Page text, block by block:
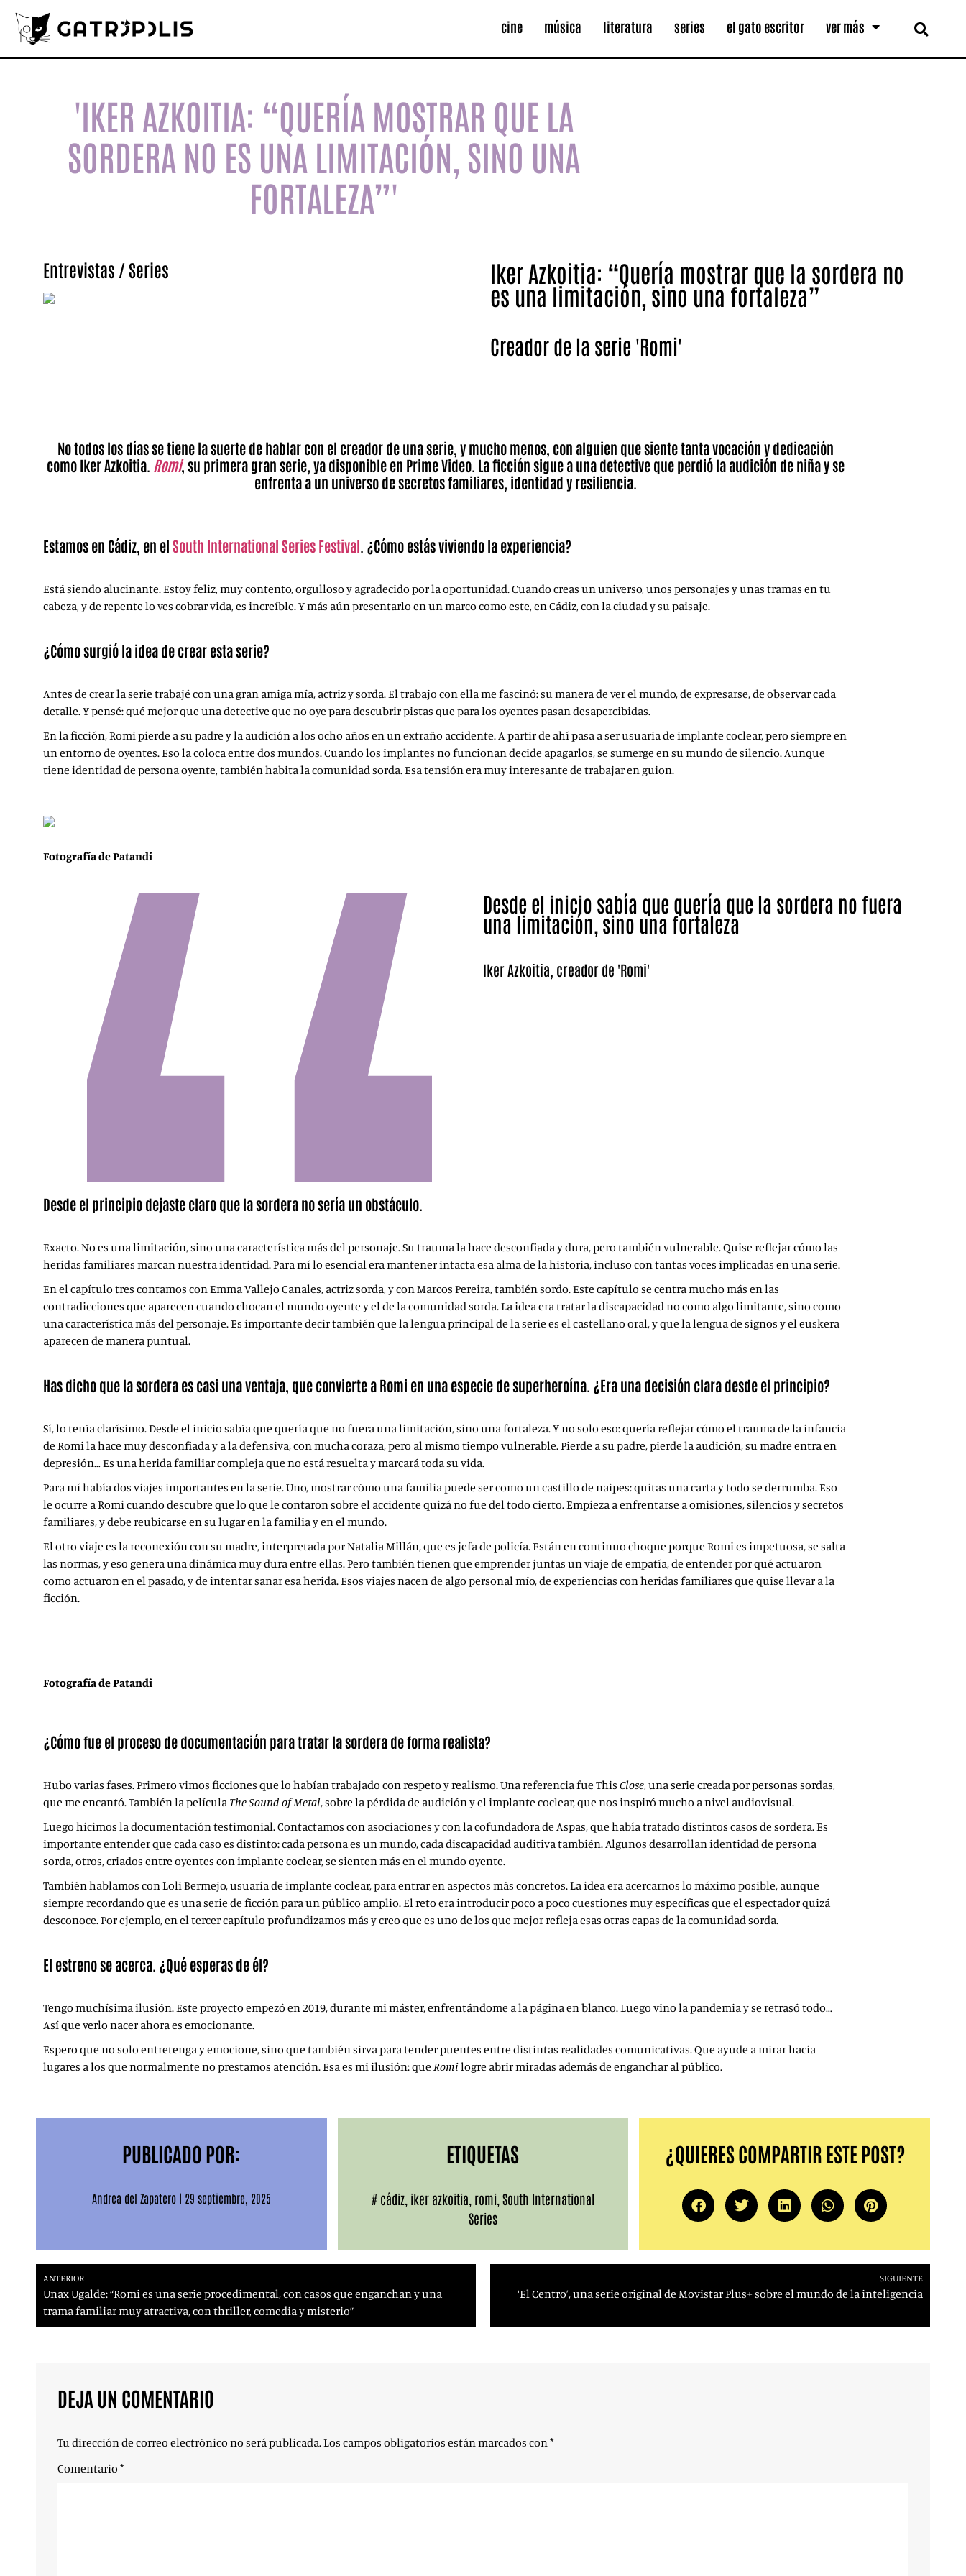
cine música literatura series el gato escritor ver más
'IKER AZKOITIA: “QUERÍA MOSTRAR QUE LA
SORDERA NO ES UNA LIMITACIÓN, SINO UNA
FORTALEZA”'
Entrevistas /Series Iker Azkoitia: “Quería mostrar que la sordera no
es una limitación, sino una fortaleza”
Creador de la serie 'Romi'
No todos los días se tiene la suerte de hablar con el creador de una serie, y mucho menos, con alguien que siente tanta vocación y dedicación
como Iker Azkoitia. Romi, su primera gran serie, ya disponible en Prime Video. La ficción sigue a una detective que perdió la audición de niña y se
enfrenta a un universo de secretos familiares, identidad y resiliencia.
Estamos en Cádiz, en elSouth International Series Festival . ¿Cómo estás viviendo la experiencia?
Está siendo alucinante. Estoy feliz, muy contento, orgulloso y agradecido por la oportunidad. Cuando creas un universo, unos personajes y unas tramas en tu
cabeza, y de repente lo ves cobrar vida, es increíble. Y más aún presentarlo en un marco como este, en Cádiz, con la ciudad y su paisaje.
¿Cómo surgió la idea de crear esta serie?
Antes de crear la serie trabajé con una gran amiga mía, actriz y sorda. El trabajo con ella me fascinó: su manera de ver el mundo, de expresarse, de observar cada
detalle. Y pensé: qué mejor que una detective que no oye para descubrir pistas que para los oyentes pasan desapercibidas.
En la ficción, Romi pierde a su padre y la audición a los ocho años en un extraño accidente. A partir de ahí pasa a ser usuaria de implante coclear, pero siempre en
un entorno de oyentes. Eso la coloca entre dos mundos. Cuando los implantes no funcionan decide apagarlos, se sumerge en su mundo de silencio. Aunque
tiene identidad de persona oyente, también habita la comunidad sorda. Esa tensión era muy interesante de trabajar en guion.
Fotografía de Patandi
Desde el inicio sabía que quería que la sordera no fuera
una limitación, sino una fortaleza
Iker Azkoitia, creador de 'Romi'
Desde el principio dejaste claro que la sordera no sería un obstáculo.
Exacto. No es una limitación, sino una característica más del personaje. Su trauma la hace desconfiada y dura, pero también vulnerable. Quise reflejar cómo las
heridas familiares marcan nuestra identidad. Para mí lo esencial era mantener intacta esa alma de la historia, incluso con tantas voces implicadas en una serie.
En el capítulo tres contamos con Emma Vallejo Canales, actriz sorda, y con Marcos Pereira, también sordo. Este capítulo se centra mucho más en las
contradicciones que aparecen cuando chocan el mundo oyente y el de la comunidad sorda. La idea era tratar la discapacidad no como algo limitante, sino como
una característica más del personaje. Es importante decir también que la lengua principal de la serie es el castellano oral, y que la lengua de signos y el euskera
aparecen de manera puntual.
Has dicho que la sordera es casi una ventaja, que convierte a Romi en una especie de superheroína. ¿Era una decisión clara desde el principio?
Sí, lo tenía clarísimo. Desde el inicio sabía que quería que no fuera una limitación, sino una fortaleza. Y no solo eso: quería reflejar cómo el trauma de la infancia
de Romi la hace muy desconfiada y a la defensiva, con mucha coraza, pero al mismo tiempo vulnerable. Pierde a su padre, pierde la audición, su madre entra en
depresión… Es una herida familiar compleja que no está resuelta y marcará toda su vida.
Para mí había dos viajes importantes en la serie. Uno, mostrar cómo una familia puede ser como un castillo de naipes: quitas una carta y todo se derrumba. Eso
le ocurre a Romi cuando descubre que lo que le contaron sobre el accidente quizá no fue del todo cierto. Empieza a enfrentarse a omisiones, silencios y secretos
familiares, y debe reubicarse en su lugar en la familia y en el mundo.
El otro viaje es la reconexión con su madre, interpretada por Natalia Millán, que es jefa de policía. Están en continuo choque porque Romi es impetuosa, se salta
las normas, y eso genera una dinámica muy dura entre ellas. Pero también tienen que emprender juntas un viaje de empatía, de entender por qué actuaron
como actuaron en el pasado, y de intentar sanar esa herida. Esos viajes nacen de algo personal mío, de experiencias con heridas familiares que quise llevar a la
ficción.
Fotografía de Patandi
¿Cómo fue el proceso de documentación para tratar la sordera de forma realista?
Hubo varias fases. Primero vimos ficciones que lo habían trabajado con respeto y realismo. Una referencia fue This Close, una serie creada por personas sordas,
que me encantó. También la película The Sound of Metal, sobre la pérdida de audición y el implante coclear, que nos inspiró mucho a nivel audiovisual.
Luego hicimos la documentación testimonial. Contactamos con asociaciones y con la cofundadora de Aspas, que había tratado distintos casos de sordera. Es
importante entender que cada caso es distinto: cada persona es un mundo, cada discapacidad auditiva también. Algunos desarrollan identidad de persona
sorda, otros, criados entre oyentes con implante coclear, se sienten más en el mundo oyente.
También hablamos con Loli Bermejo, usuaria de implante coclear, para entrar en aspectos más concretos. La idea era acercarnos lo máximo posible, aunque
siempre recordando que es una serie de ficción para un público amplio. El reto era introducir poco a poco cuestiones muy específicas que el espectador quizá
desconoce. Por ejemplo, en el tercer capítulo profundizamos más y creo que es uno de los que mejor refleja esas otras capas de la comunidad sorda.
El estreno se acerca. ¿Qué esperas de él?
Tengo muchísima ilusión. Este proyecto empezó en 2019, durante mi máster, enfrentándome a la página en blanco. Luego vino la pandemia y se retrasó todo…
Así que verlo nacer ahora es emocionante.
Espero que no solo entretenga y emocione, sino que también sirva para tender puentes entre distintas realidades comunicativas. Que ayude a mirar hacia
lugares a los que normalmente no prestamos atención. Esa es mi ilusión: que Romilogre abrir miradas además de enganchar al público.
PUBLICADO POR:
Andrea del Zapatero | 29 septiembre, 2025
ETIQUETAS
# cádiz, iker azkoitia romi, South International
Series
¿QUIERES COMPARTIR ESTE POST?
ANTERIOR
Unax Ugalde: “Romi es una serie procedimental, con casos que enganchan y una
trama familiar muy atractiva, con thriller, comedia y misterio”
SIGUIENTE
‘El Centro’, una serie original de Movistar Plus+ sobre el mundo de la inteligencia
DEJA UN COMENTARIO
Tu dirección de correo electrónico no será publicada.Los campos obligatorios están marcados con*
Comentario *